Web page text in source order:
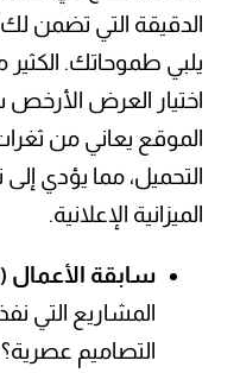
الدقيقة التي تضمن
يلبي طموحاتك.
اختيار العرض
الموقع يعاني من
التحميل، مما يؤدي
الميزانية الإعلانية.
سابقة الأعمال (Portfolio):
المشاريع التي
التصاميم